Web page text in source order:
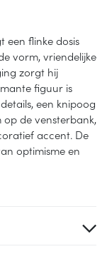
een flinke dosis
vorm, vriendelijke
zorgt hij
figuur is
een knipoog
de vensterbank,
accent. De
optimisme en